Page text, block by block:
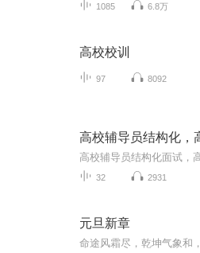
1085 6.8万
高校校训
97 8092
32 2931
元旦新章